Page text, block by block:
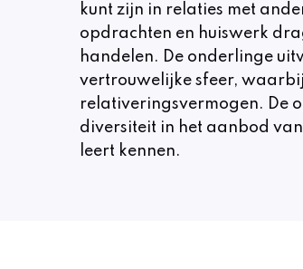
kunt zijn in relaties met
opdrachten en huiswerk
handelen. De onderlinge
vertrouwelijke sfeer,
relativeringsvermogen. De
diversiteit in het aanbod
leert kennen.